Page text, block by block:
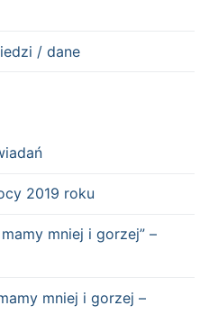
/ dane
2019 roku
mniej i gorzej” –
mniej i gorzej –